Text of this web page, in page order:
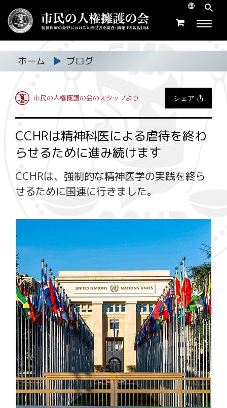
ホーム ▶ ブログ
市民の人権擁護の会のスタッフより シェア
CCHRは精神科医による虐待を終わ
らせるために進み続けます
CCHRは、強制的な精神医学の実践を終ら
せるために国連に行きました。